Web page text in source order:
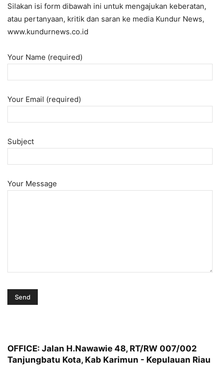
Silakan isi form dibawah ini untuk mengajukan keberatan,
atau pertanyaan, kritik dan saran ke media Kundur News,
www.kundurnews.co.id
Your Name (required)
Your Email (required)
Subject
Your Message
OFFICE: Jalan H.Nawawie 48, RT/RW 007/002
Tanjungbatu Kota, Kab Karimun - Kepulauan Riau